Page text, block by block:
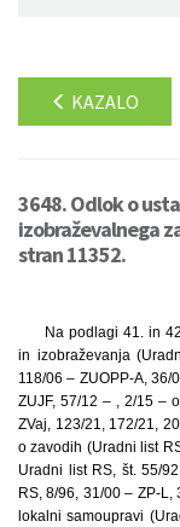
KAZALO
3648. Odlok o
izobraževalnega
stran 11352.
Na podlagi 41. in
in izobraževanja
118/06 – ZUOPP-A, 36/
ZUJF, 57/12 – , 2/15 –
ZVaj, 123/21, 172/21,
o zavodih (Uradni list
Uradni list RS, št. 55/
RS, 8/96, 31/00 – ZP-
lokalni samoupravi